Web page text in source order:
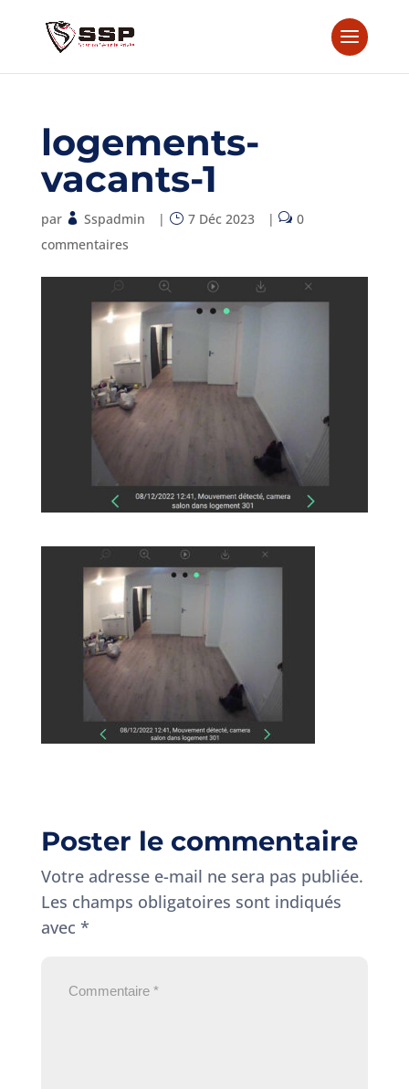
logements-
vacants-1
par Sspadmin | 7 Déc 2023 |
0
commentaires
Poster le commentaire
Votre adresse e-mail ne sera pas publiée.
Les champs obligatoires sont indiqués
avec *